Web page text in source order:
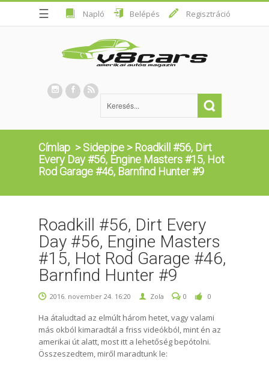
☰ Napló Belépés Regisztráció
Címlap >Sidepipe > Roadkill #56, Dirt
Every Day #56, Engine Masters #15, Hot
Rod Garage #46, Barnfind Hunter #9
Roadkill #56, Dirt Every
Day #56, Engine Masters
#15, Hot Rod Garage #46,
Barnfind Hunter #9
2016. november 24. 16:20 Zola 0 0
Ha átaludtad az elmúlt három hetet, vagy valami
más okból kimaradtál a friss videókból, mint én az
amerikai út alatt, most itt a lehetőség bepótolni.
Összeszedtem, miről maradtunk le: